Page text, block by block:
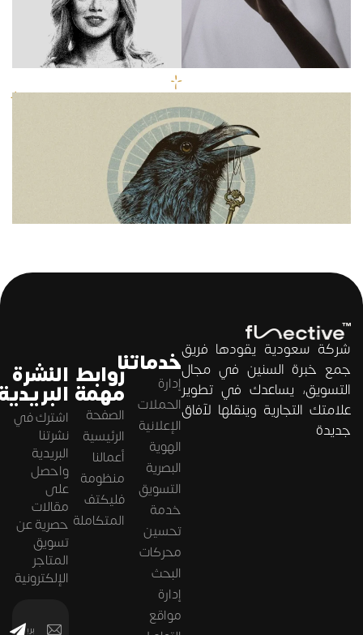
شركة سعودية يقودها فريق
جمع خبرة السنين في مجال
التسويق، يساعدك في تطوير
علامتك التجارية وينقلها لآفاق
جديدة
خدماتنا
إدارة
الحملات
الإعلانية
الهوية
البصرية
التسويق
خدمة
تحسين
محركات
البحث
إدارة
مواقع
روابط
مهمة
الصفحة
الرئيسية
أعمالنا
منظومة
فليكتف
المتكاملة
النشرة
البريدية
اشترك في
نشرتنا
البريدية
واحصل
على
مقالات
حصرية عن
تسويق
المتاجر
الإلكترونية